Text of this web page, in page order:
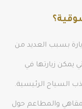
بسبب العديد من
يمكن زيارتها في
السياح الرئيسية.
والمطاعم حول